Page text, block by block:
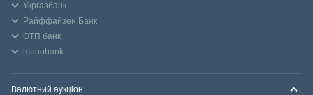
Укргазбанк
Райффайзен Банк
ОТП банк
monobank
Валютний аукціон